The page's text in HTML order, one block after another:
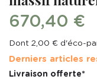
670,40 €
Dont 2,00 € d'éco-
Derniers articles
Livraison offerte*